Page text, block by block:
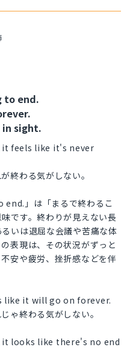
to end.
in sight.
it feels like it's never
終わる気がしない。
」は「まるで終わるこ
です。終わりが見えない長
いは退屈な会議や苦痛な体
表現は、その状況がずっと
安や疲労、挫折感などを伴
like it will go on forever.
ゃ終わる気がしない。
it looks like there's no end